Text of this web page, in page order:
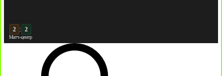
3 :
Матч-центр